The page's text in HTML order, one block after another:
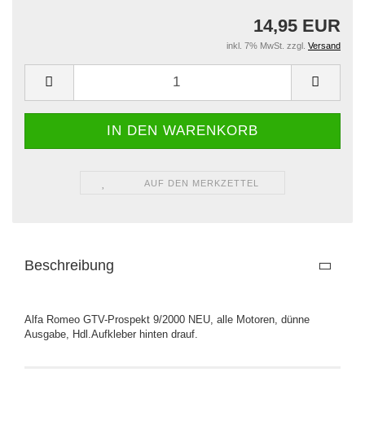
14,95 EUR
inkl. 7% MwSt. zzgl. Versand
AUF DEN MERKZETTEL
Beschreibung
Alfa Romeo GTV-Prospekt 9/2000 NEU, alle Motoren, dünne
Ausgabe, Hdl.Aufkleber hinten drauf.